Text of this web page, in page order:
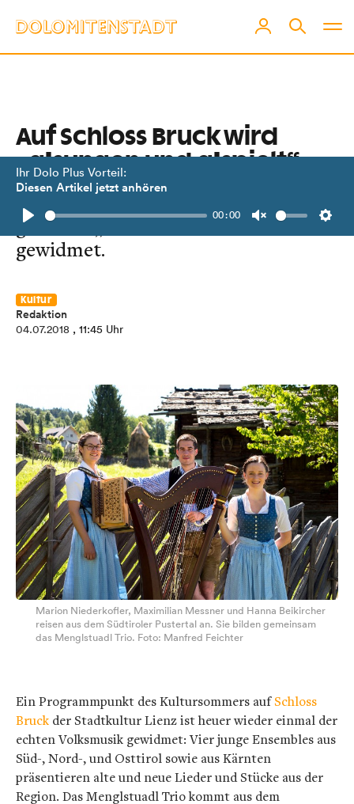
Ihr Dolo Plus Vorteil:
Diesen Artikel jetzt anhören
Play
00:00
Unmute
Auf Schloss Bruck wird
„g’sungen und g’spielt“
Kultursommer in Lienz: Der 7. Juli ist
ganz der „echten Volksmusik"
gewidmet.
Kultur
Redaktion
04.07.2018 , 11:45 Uhr
Marion Niederkofler, Maximilian Messner und Hanna Beikircher
reisen aus dem Südtiroler Pustertal an. Sie bilden gemeinsam
das Menglstuadl Trio. Foto: Manfred Feichter
Ein Programmpunkt des Kultursommers aufSchloss
Bruck der Stadtkultur Lienz ist heuer wieder einmal der
echten Volksmusik gewidmet: Vier junge Ensembles aus
Süd-, Nord-, und Osttirol sowie aus Kärnten
präsentieren alte und neue Lieder und Stücke aus der
Region. Das Menglstuadl Trio kommt aus dem